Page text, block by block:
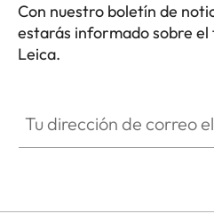
Con nuestro boletín de
estarás informado sobre el
Leica.